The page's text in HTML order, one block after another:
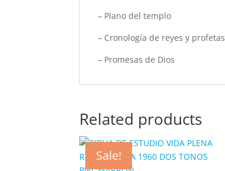
– Plano del templo
– Cronología de reyes y profetas
– Promesas de Dios
Related products
Sale!